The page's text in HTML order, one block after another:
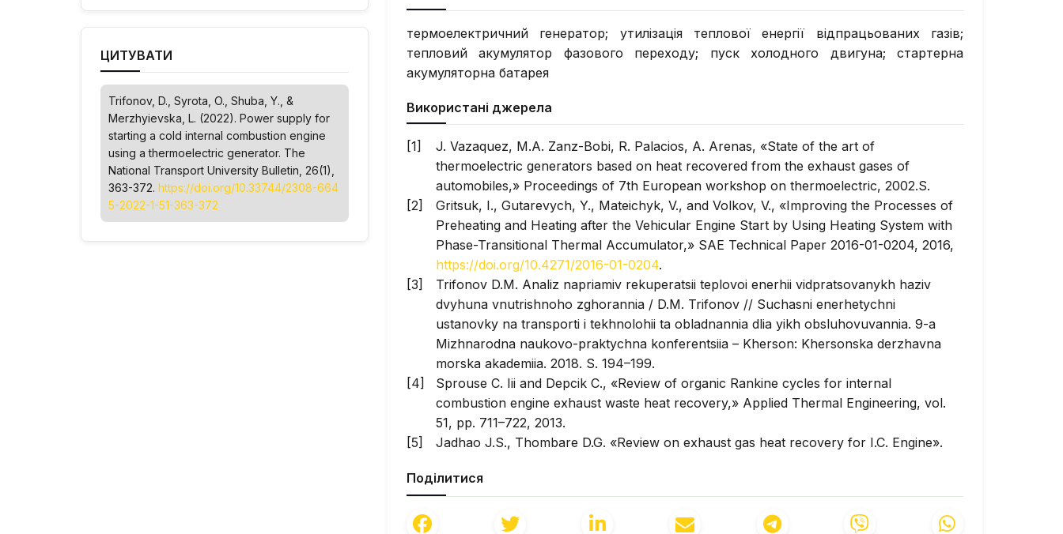
ЦИТУВАТИ
Trifonov, D., Syrota, O., Shuba, Y., &
Merzhyievska, L. (2022). Power supply for
starting a cold internal combustion engine
using a thermoelectric generator. The
National Transport University Bulletin , 26(1),
363-372. https://doi.org/10.33744/2308-664
5-2022-1-51-363-372
термоелектричний генератор; утилізація теплової енергії відпрацьованих газів;
тепловий акумулятор фазового переходу; пуск холодного двигуна; стартерна
акумуляторна батарея
Використані джерела
J. Vazaquez, M.A. Zanz-Bobi, R. Palacios, A. Arenas, «State of the art of
thermoelectric generators based on heat recovered from the exhaust gases of
automobiles,» Proceedings of 7th European workshop on thermoelectric, 2002.S.
Gritsuk, I., Gutarevych, Y., Mateichyk, V., and Volkov, V., «Improving the Processes of
Preheating and Heating after the Vehicular Engine Start by Using Heating System with
Phase-Transitional Thermal Accumulator,» SAE Technical Paper 2016-01-0204, 2016,
https://doi.org/10.4271/2016-01-0204.
Trifonov D.M. Analiz napriamiv rekuperatsii teplovoi enerhii vidpratsovanykh haziv
dvyhuna vnutrishnoho zghorannia / D.M. Trifonov // Suchasni enerhetychni
ustanovky na transporti i tekhnolohii ta obladnannia dlia yikh obsluhovuvannia. 9-a
Mizhnarodna naukovo-praktychna konferentsiia – Kherson: Khersonska derzhavna
morska akademiia. 2018. S. 194–199.
Sprouse C. Iii and Depcik C., «Review of organic Rankine cycles for internal
combustion engine exhaust waste heat recovery,» Applied Thermal Engineering, vol.
51, pp. 711–722, 2013.
Jadhao J.S., Thombare D.G. «Review on exhaust gas heat recovery for I.C. Engine».
Issue 12, June 2013.
Recovery of Exhaust Waste Heat for ICE Using the Beta Type Stirling Engine, Wail
Aladayleh, Ali Alahmer, Hindawi Publishing Corporation,Journal of Energy
, Volume
Поділитися